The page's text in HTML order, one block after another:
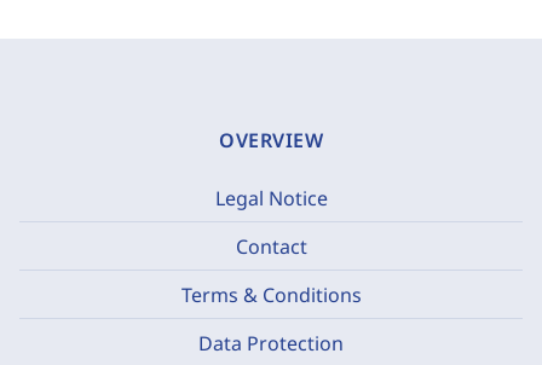
OVERVIEW
Legal Notice
Contact
Terms & Conditions
Data Protection